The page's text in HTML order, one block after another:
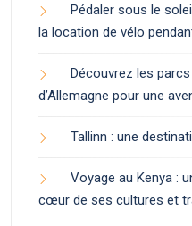
Pédaler sous le
la location de vélo
Découvrez les
d’Allemagne pour une
Tallinn : une
Voyage au Kenya :
cœur de ses cultures et